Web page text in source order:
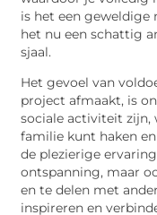
is het een geweldige
het nu een schattig
sjaal.
Het gevoel van
project afmaakt, is
sociale activiteit zijn,
familie kunt haken
de plezierige
ontspanning, maar
en te delen met
inspireren en